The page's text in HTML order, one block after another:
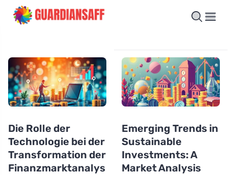
Die Rolle der
Technologie bei der
Transformation der
Finanzmarktanalys
Emerging Trends in
Sustainable
Investments: A
Market Analysis